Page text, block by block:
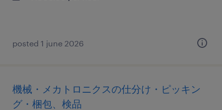
posted 1 june 2026
機械・メカトロニクスの仕分け・ピッキン
グ・梱包、検品